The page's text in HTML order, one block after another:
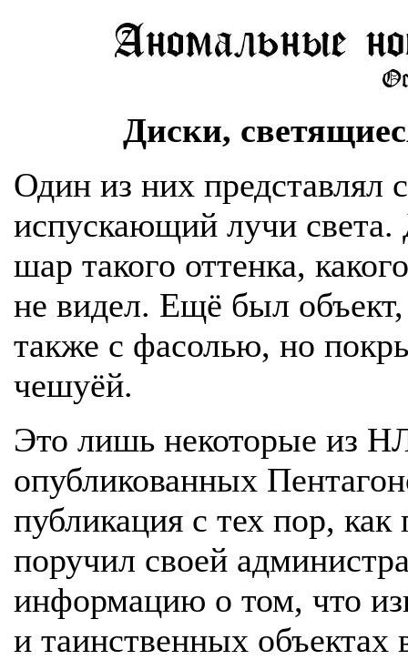
Диски,
Один из них
испускающий лучи
шар такого оттенка,
не видел. Ещё был
также с фасолью, но
чешуёй.
Это лишь некоторые из
опубликованных
публикация с тех пор,
поручил своей
информацию о том, что
и таинственных объектах